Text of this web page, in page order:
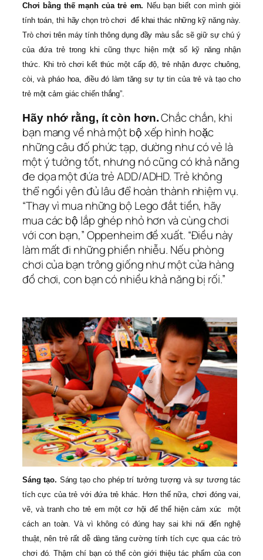
Chơi bằng thế mạnh của trẻ em. Nếu bạn biết con mình giỏi
tính toán, thì hãy chọn trò chơi để khai thác những kỹ năng này.
Trò chơi trên máy tính thông dụng đầy màu sắc sẽ giữ sự chú ý
của đứa trẻ trong khi cũng thực hiện một số kỹ năng nhận
thức. Khi trò chơi kết thúc một cấp độ, trẻ nhận được chuông,
còi, và pháo hoa, điều đó làm tăng sự tự tin của trẻ và tạo cho
trẻ một cảm giác chiến thắng”.
Hãy nhớ rằng, ít còn hơn.Chắc chắn, khi
bạn mang về nhà một bộ xếp hình hoặc
những câu đố phức tạp, dường như có vẻ là
một ý tưởng tốt, nhưng nó cũng có khả năng
đe dọa một đứa trẻ ADD/ADHD. Trẻ không
thể ngồi yên đủ lâu để hoàn thành nhiệm vụ.
“Thay vì mua những bộ Lego đắt tiền, hãy
mua các bộ lắp ghép nhỏ hơn và cùng chơi
với con bạn,” Oppenheim đề xuất. “Điều này
làm mất đi những phiền nhiễu. Nếu phòng
chơi của bạn trông giống như một cửa hàng
đồ chơi, con bạn có nhiều khả năng bị rối.”
Sáng tạo. Sáng tạo cho phép trí tưởng tượng và sự tương tác
tích cực của trẻ với đứa trẻ khác. Hơn thế nữa, chơi đóng vai,
vẽ, và tranh cho trẻ em một cơ hội để thể hiện cảm xúc một
cách an toàn. Và vì không có đúng hay sai khi nói đến nghệ
thuật, nên trẻ rất dễ dàng tăng cường tính tích cực qua các trò
chơi đó. Thậm chí bạn có thể còn giới thiệu tác phẩm của con